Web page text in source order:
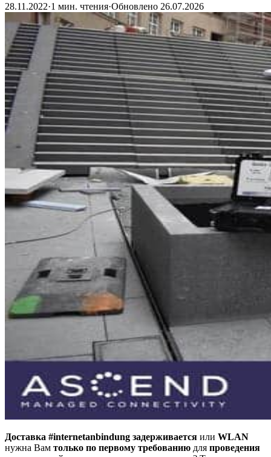
28.11.2022·1 мин. чтения·Обновлено 26.07.2026
Доставка #internetanbindung задерживается или WLAN
нужна Вам только по первому требованию для проведения